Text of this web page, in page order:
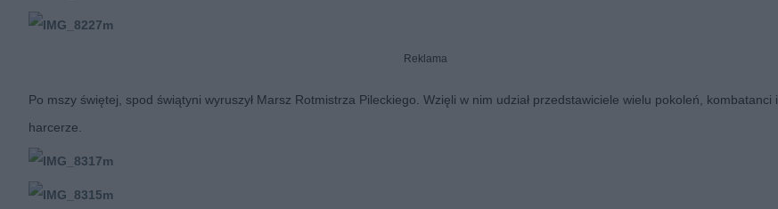
Reklama
Po mszy świętej, spod świątyni wyruszył Marsz Rotmistrza Pileckiego. Wzięli w nim udział przedstawiciele wielu pokoleń, kombatanci i
harcerze.